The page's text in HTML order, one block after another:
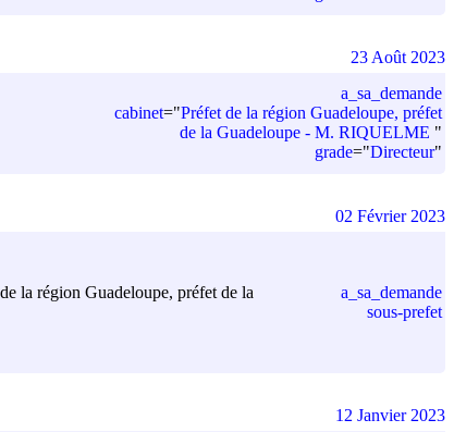
a_sa_demande
cabinet="Préfet de la région Guadeloupe, préfet
de la Guadeloupe - M. RIQUELME "
grade="Directeur"
23 Août 2023
la région Guadeloupe, préfet de la
a_sa_demande
sous-prefet
02 Février 2023
12 Janvier 2023